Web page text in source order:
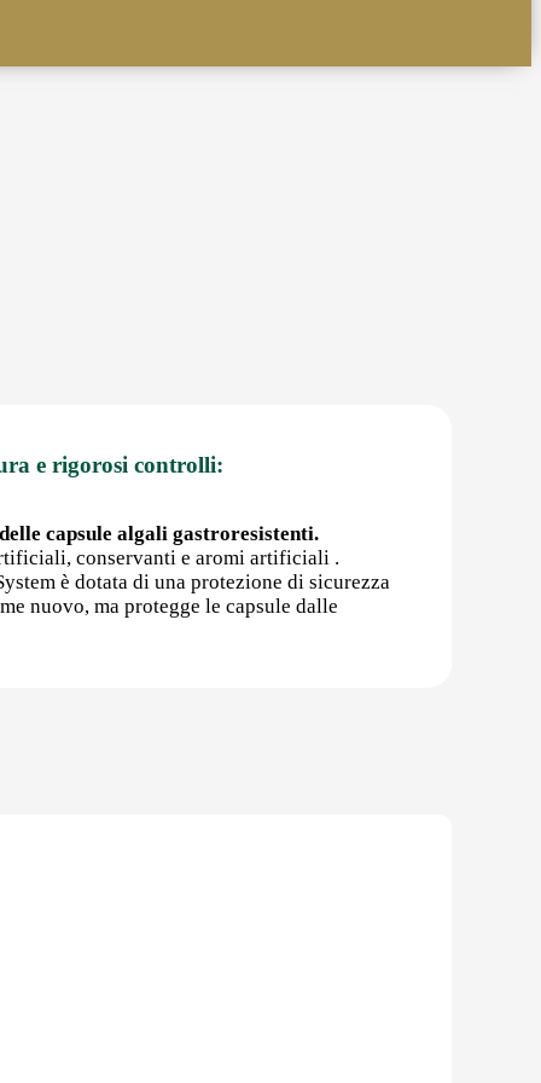
e rigorosi controlli:
capsule algali gastroresistenti.
conservanti e aromi artificiali .
è dotata di una protezione di sicurezza
nuovo, ma protegge le capsule dalle